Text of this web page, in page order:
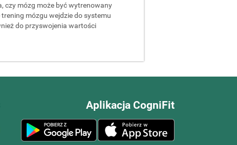
czy mózg może być wytrenowany
mózgu wejdzie do systemu
do przyswojenia wartości
Aplikacja CogniFit